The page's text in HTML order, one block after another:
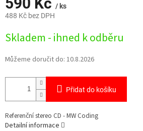
/ ks
488 Kč bez DPH
cena:
Skladem - ihned k odběru
Můžeme doručit do: 10.8.2026
Přidat do košíku
Referenční stereo CD - MW Coding
Detailní informace